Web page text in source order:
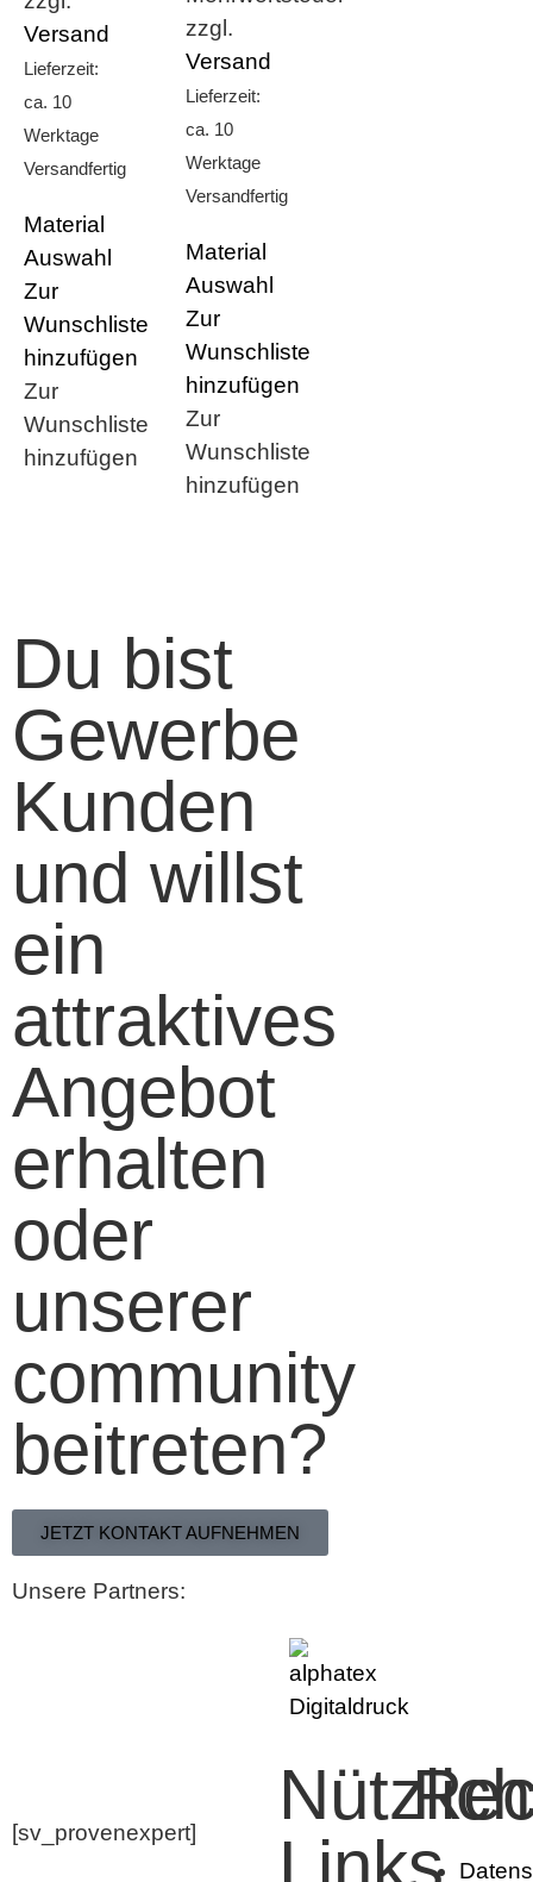
Versand
Lieferzeit:
ca. 10
Werktage
Versandfertig
Material
Auswahl
Zur
Wunschliste
hinzufügen
Zur
Wunschliste
hinzufügen
zzgl.
Versand
Lieferzeit:
ca. 10
Werktage
Versandfertig
Material
Auswahl
Zur
Wunschliste
hinzufügen
Zur
Wunschliste
hinzufügen
Du bist
Gewerbe
Kunden
und willst
ein
attraktives
Angebot
erhalten
oder
unserer
community
beitreten?
JETZT KONTAKT AUFNEHMEN
Unsere Partners:
[sv_provenexpert]